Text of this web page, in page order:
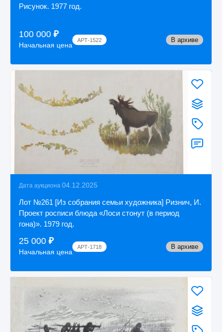
Рисунок. 1977 год.
100 000 ₽
Начальная цена
АРТ-1522 В архиве
Дата аукциона 04.12.2025
Лот №261 [Из собрания семьи художника] Ризнич, И.
Проект росписи блюда «Лоси стонут (в период
гона)». 1979 год.
25 000 ₽
Начальная цена
АРТ-1718 В архиве